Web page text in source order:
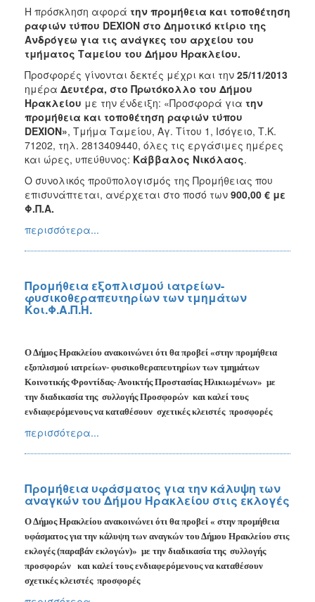
Η πρόσκληση αφορά την προμήθεια και τοποθέτηση
ραφιών τύπου DEXION στο Δημοτικό κτίριο της
Ανδρόγεω για τις ανάγκες του αρχείου του
τμήματος Ταμείου του Δήμου Ηρακλείου.
Προσφορές γίνονται δεκτές μέχρι και την 25/11/2013
ημέρα Δευτέρα, στο Πρωτόκολλο του Δήμου
Ηρακλείου με την ένδειξη: «Προσφορά για την
προμήθεια και τοποθέτηση ραφιών τύπου
DEXION», Τμήμα Ταμείου, Αγ. Τίτου 1, Ισόγειο, Τ.Κ.
71202, τηλ. 2813409440, όλες τις εργάσιμες ημέρες
και ώρες, υπεύθυνος: Κάββαλος Νικόλαος.
Ο συνολικός προϋπολογισμός της Προμήθειας που
επισυνάπτεται, ανέρχεται στο ποσό των 900,00 € με
Φ.Π.Α.
περισσότερα...
Προμήθεια εξοπλισμού ιατρείων-
φυσικοθεραπευτηρίων των τμημάτων
Κοι.Φ.Α.Π.Η.
Ο Δήμος Ηρακλείου ανακοινώνει ότι θα προβεί «στην προμήθεια
εξοπλισμού ιατρείων- φυσικοθεραπευτηρίων των τμημάτων
Κοινοτικής Φροντίδας- Ανοικτής Προστασίας Ηλικιωμένων» με
την διαδικασία της συλλογής Προσφορών και καλεί τους
ενδιαφερόμενους να καταθέσουν σχετικές κλειστές προσφορές
περισσότερα...
Προμήθεια υφάσματος για την κάλυψη των
αναγκών του Δήμου Ηρακλείου στις εκλογές
Ο Δήμος Ηρακλείου ανακοινώνει ότι θα προβεί « στην προμήθεια
υφάσματος για την κάλυψη των αναγκών του Δήμου Ηρακλείου στις
εκλογές (παραβάν εκλογών)» με την διαδικασία της συλλογής
προσφορών και καλεί τους ενδιαφερόμενους να καταθέσουν
σχετικές κλειστές προσφορές